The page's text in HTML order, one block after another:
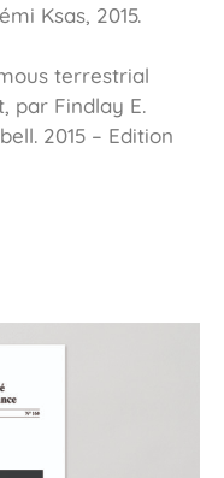
Ksas, 2015.
terrestrial
par Findlay E.
2015 – Edition